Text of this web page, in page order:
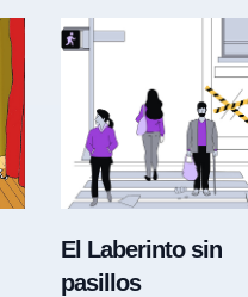
El Laberinto sin
pasillos